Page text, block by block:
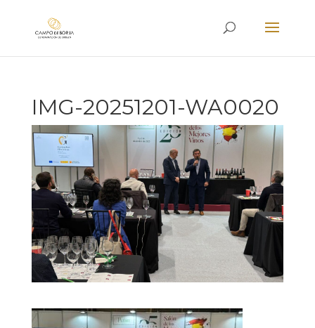
IMG-20251201-WA0020